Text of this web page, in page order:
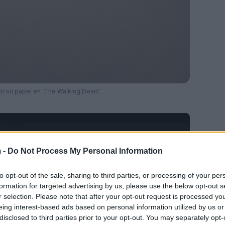
- Do Not Process My Personal Information
opt-out of the sale, sharing to third parties, or processing of your
for targeted advertising by us, please use the below opt-out
selection. Please note that after your opt-out request is processed
interest-based ads based on personal information utilized by us
to third parties prior to your opt-out. You may separately
su papel en 'The Walking Dead'.
AdhubMedia
a un zombie en la serie de televisión
papeles enWatchmende HBO yLos